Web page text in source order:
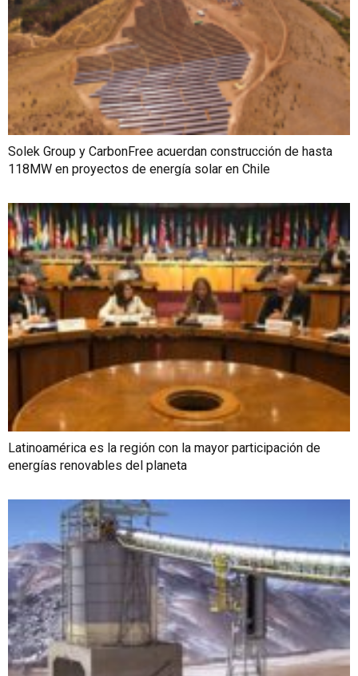
Solek Group y CarbonFree acuerdan construcción de hasta
118MW en proyectos de energía solar en Chile
Latinoamérica es la región con la mayor participación de
energías renovables del planeta